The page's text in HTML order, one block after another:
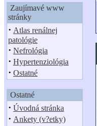
Zaujímavé www
stránky
· Atlas renálnej
patológie
· Nefrológia
· Hypertenziológia
· Ostatné
Ostatné
· Úvodná stránka
· Ankety (v?etky)